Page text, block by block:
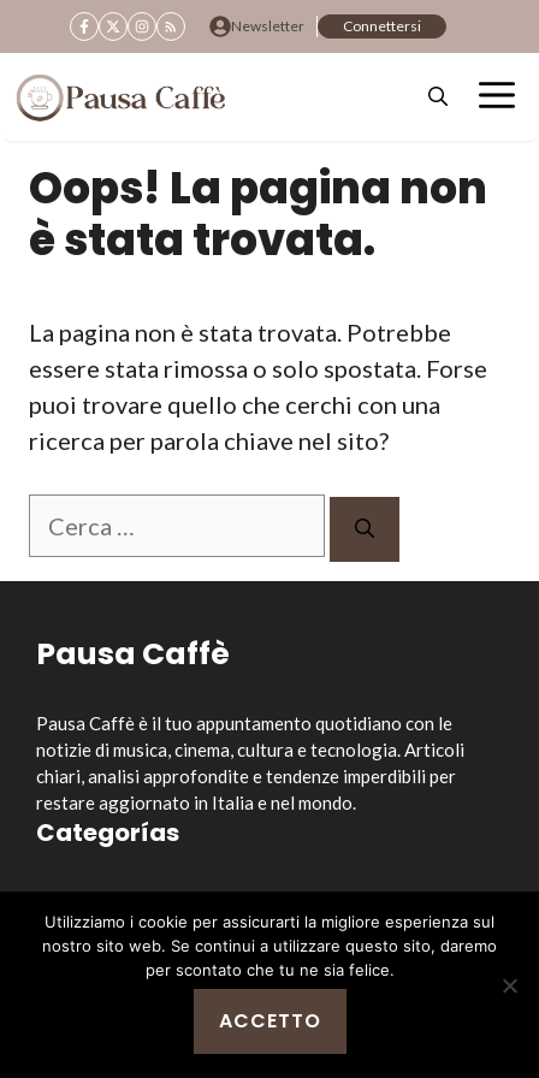
al
contenuto
Newsletter Connettersi
Oops! La pagina non
è stata trovata.
La pagina non è stata trovata. Potrebbe
essere stata rimossa o solo spostata. Forse
puoi trovare quello che cerchi con una
ricerca per parola chiave nel sito?
Ricerca
Pausa Caffè
Pausa Caffè è il tuo appuntamento quotidiano con le
notizie di musica, cinema, cultura e tecnologia. Articoli
chiari, analisi approfondite e tendenze imperdibili per
restare aggiornato in Italia e nel mondo.
Categorías
Musica
Cinema e Serie TV
Style&Culture
Enlaces útiles
Utilizziamo i cookie per assicurarti la migliore esperienza sul
nostro sito web. Se continui a utilizzare questo sito, daremo
per scontato che tu ne sia felice.
ACCETTO